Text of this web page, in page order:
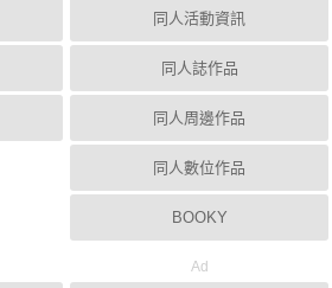
同人活動資訊
同人誌作品
同人周邊作品
同人數位作品
BOOKY
Ad